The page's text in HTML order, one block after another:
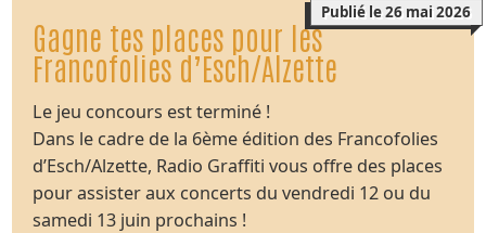
Publié le 26 mai 2026
Gagne tes places pour les
Francofolies d’Esch/Alzette
Le jeu concours est terminé !
Dans le cadre de la 6ème édition des Francofolies
d’Esch/Alzette, Radio Graffiti vous offre des places
pour assister aux concerts du vendredi 12 ou du
samedi 13 juin prochains !